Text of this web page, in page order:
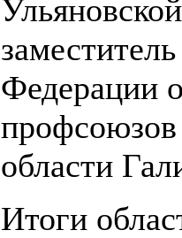
Федерации
профсоюзов
области
Итоги